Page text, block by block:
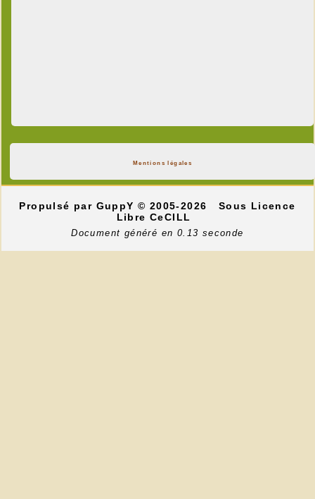
Mentions légales
Propulsé par GuppY© 2005-2026
Sous Licence
Libre CeCILL
Document généré en 0.13 seconde